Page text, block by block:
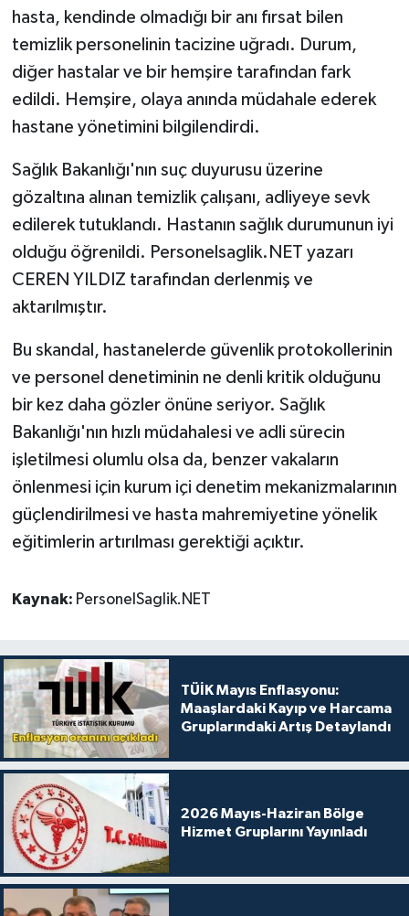
hasta, kendinde olmadığı bir anı fırsat bilen
temizlik personelinin tacizine uğradı. Durum,
diğer hastalar ve bir hemşire tarafından fark
edildi. Hemşire, olaya anında müdahale ederek
hastane yönetimini bilgilendirdi.
Sağlık Bakanlığı'nın suç duyurusu üzerine
gözaltına alınan temizlik çalışanı, adliyeye sevk
edilerek tutuklandı. Hastanın sağlık durumunun iyi
olduğu öğrenildi. Personelsaglik.NET yazarı
CEREN YILDIZ tarafından derlenmiş ve
aktarılmıştır.
Bu skandal, hastanelerde güvenlik protokollerinin
ve personel denetiminin ne denli kritik olduğunu
bir kez daha gözler önüne seriyor. Sağlık
Bakanlığı'nın hızlı müdahalesi ve adli sürecin
işletilmesi olumlu olsa da, benzer vakaların
önlenmesi için kurum içi denetim mekanizmalarının
güçlendirilmesi ve hasta mahremiyetine yönelik
eğitimlerin artırılması gerektiği açıktır.
Kaynak: PersonelSaglik.NET
TÜİK Mayıs Enflasyonu:
Maaşlardaki Kayıp ve Harcama
Gruplarındaki Artış Detaylandı
2026 Mayıs-Haziran Bölge
Hizmet Gruplarını Yayınladı